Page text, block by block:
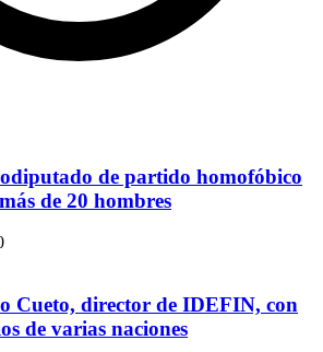
de partido homofóbico
de 20 hombres
Cueto, director de IDEFIN, con
de varias naciones